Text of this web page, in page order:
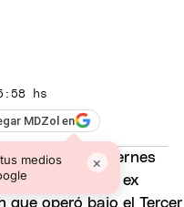
hs
MDZol en
medios
×